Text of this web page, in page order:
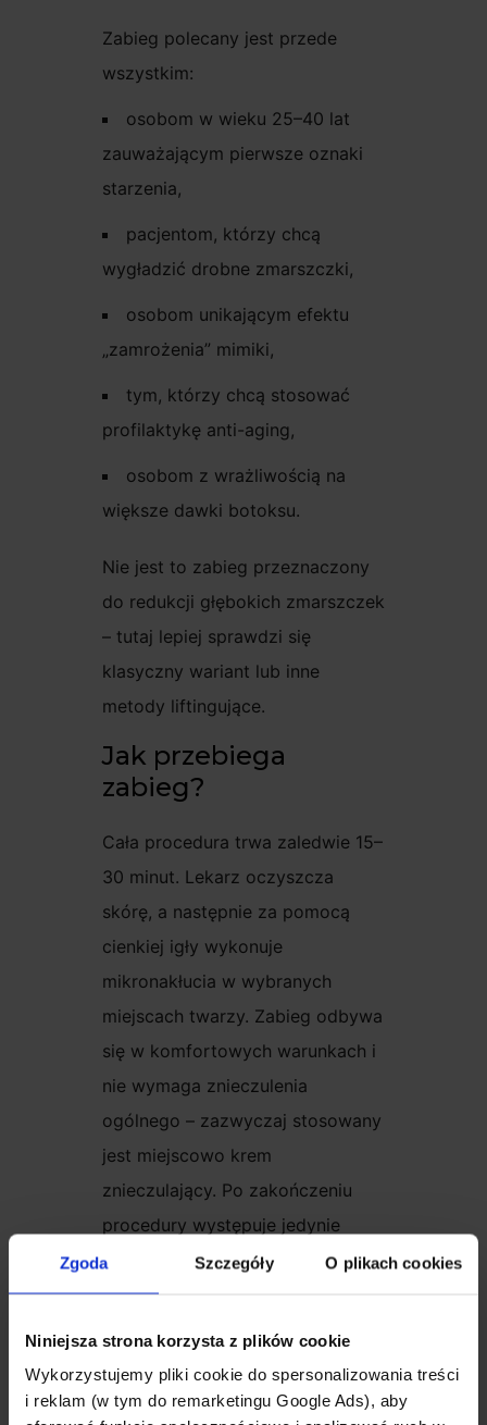
Zgoda Szczegóły O plikach cookies
Niniejsza strona korzysta z plików cookie
Wykorzystujemy pliki cookie do spersonalizowania treści
i reklam (w tym do remarketingu Google Ads), aby
Zabieg polecany jest przede
wszystkim:
osobom w wieku 25–40 lat
zauważającym pierwsze oznaki
starzenia,
pacjentom, którzy chcą
wygładzić drobne zmarszczki,
osobom unikającym efektu
„zamrożenia” mimiki,
tym, którzy chcą stosować
profilaktykę anti-aging,
osobom z wrażliwością na
większe dawki botoksu.
Nie jest to zabieg przeznaczony
do redukcji głębokich zmarszczek
– tutaj lepiej sprawdzi się
klasyczny wariant lub inne
metody liftingujące.
Jak przebiega
zabieg?
Cała procedura trwa zaledwie 15–
30 minut. Lekarz oczyszcza
skórę, a następnie za pomocą
cienkiej igły wykonuje
mikronakłucia w wybranych
miejscach twarzy. Zabieg odbywa
się w komfortowych warunkach i
nie wymaga znieczulenia
ogólnego – zazwyczaj stosowany
jest miejscowo krem
znieczulający. Po zakończeniu
procedury występuje jedynie
delikatne zaczerwienienie lub
lekki obrzęk w miejscach wkłuć,
które ustępują w ciągu kilku
godzin. Zabieg nie wymaga
rekonwalescencji, a pacjent może